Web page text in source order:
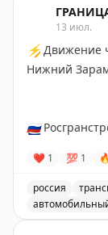
13 июл.
⚡ Движение
Нижний
🇷🇺
❤ 1 💯 1
россия